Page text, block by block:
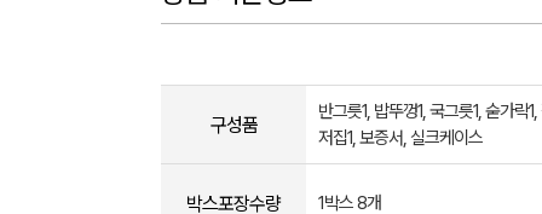
구성품
반그릇1, 밥뚜껑1, 국그릇1, 숟가락
저집1, 보증서, 실크케이스
박스포장수량 1박스 8개